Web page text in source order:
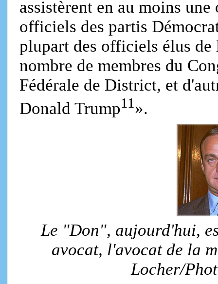
assistèrent en au moins
officiels des partis
plupart des officiels élus
nombre de membres du
Fédérale de District, et
Donald Trump11 ».
Le "Don", aujourd'hui,
avocat, l'avocat de la
Locher/